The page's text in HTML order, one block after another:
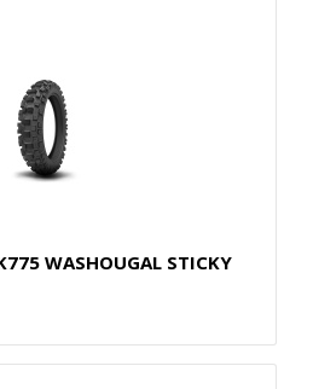
WASHOUGAL STICKY